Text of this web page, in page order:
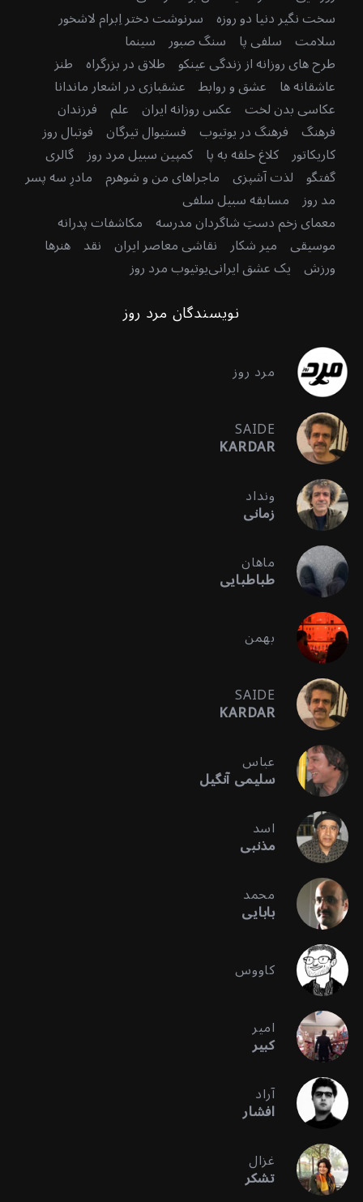
سخت نگیر دنیا دو روزه سرنوشت دختر اِبرام لاشخور
سلامت سلفی پا سنگ صبور سینما
طرح های روزانه از زندگی عینکو طلاق در بزرگراه طنز
عاشقانه ها عشق و روابط عشقبازی در اشعار ماندانا
عکاسی بدن لخت عکس روزانه ایران علم فرزندان
فرهنگ فرهنگ در یوتیوب فستیوال تیرگان فوتبال روز
کاریکاتور کلاغ حلقه به پا کمپین سبیل مرد روز گالری
گفتگو لذت آشپزی ماجراهای من و شوهرم مادرِ سه پسر
مد روز مسابقه سبیل سلفی
معمای زخم دستِ شاگردان مدرسه مکاشفات پدرانه
موسیقی میر شکار نقاشی معاصر ایران نقد هنرها
ورزش یک عشق ایرانییوتیوب مرد روز
نویسندگان مرد روز
مرد روز
SAIDE
KARDAR
ونداد
زمانی
ماهان
طباطبایی
بهمن
SAIDE
KARDAR
عباس
سلیمی آنگیل
اسد
مذنبی
محمد
بابایی
کاووس
امیر
کبیر
آراد
افشار
غزال
تشکر